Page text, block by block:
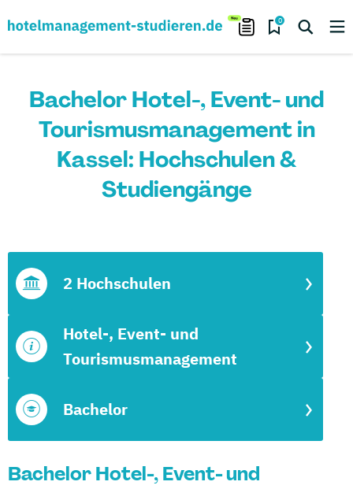
0
Bachelor Hotel-, Event- und
Tourismusmanagement in
Kassel: Hochschulen &
Studiengänge
Bachelor
Hotel-, Event- und
Tourismusmanagement
2 Hochschulen
Bachelor Hotel-, Event- und